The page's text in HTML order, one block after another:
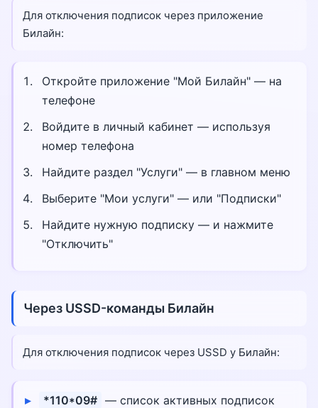
Для отключения подписок через приложение
Билайн:
Откройте приложение "Мой Билайн" — на
телефоне
Войдите в личный кабинет — используя
номер телефона
Найдите раздел "Услуги" — в главном меню
Выберите "Мои услуги" — или "Подписки"
Найдите нужную подписку — и нажмите
"Отключить"
Через USSD-команды Билайн
Для отключения подписок через USSD у Билайн:
*110*09# — список активных подписок